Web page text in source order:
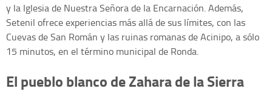
y la Iglesia de Nuestra Señora de la Encarnación. Además,
Setenil ofrece experiencias más allá de sus límites, con las
Cuevas de San Román y las ruinas romanas de Acinipo, a sólo
15 minutos, en el término municipal de Ronda.
El pueblo blanco de Zahara de la Sierra